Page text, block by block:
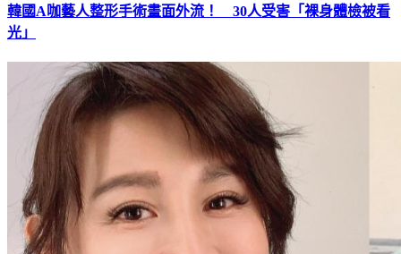
韓國A咖藝人整形手術畫面外流！ 30人受害「裸身體檢被看
光」